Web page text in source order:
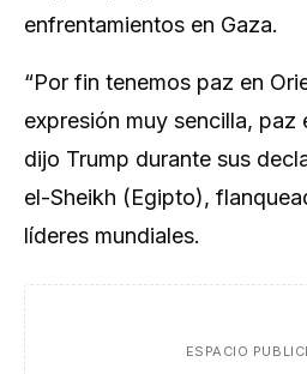
enfrentamientos en Gaza.
“Por fin tenemos paz en
expresión muy sencilla, paz
dijo Trump durante sus
el-Sheikh (Egipto),
líderes mundiales.
ESPACIO